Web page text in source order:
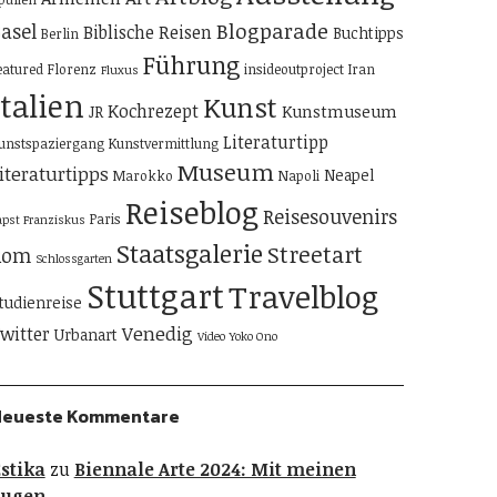
Berlin Biblische ReisenBlogparade Buchtipps
Florenz Fluxus Führung insideoutproject Iran
JR Kochrezept Kunst Kunstmuseum
Kunstvermittlung Literaturtipp
Marokko Museum Napoli Neapel
Franziskus Paris Reiseblog Reisesouvenirs
Schlossgarten Staatsgalerie Streetart
StuttgartTravelblog
Urbanart Venedig Video Yoko Ono
Kommentare
zu Biennale Arte 2024: Mit meinen